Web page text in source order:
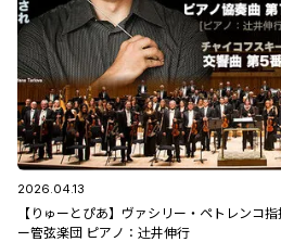
2026.04.13
【りゅーとぴあ】ヴァシリー・ペトレンコ
ー管弦楽団 ピアノ：辻󠄀井伸行